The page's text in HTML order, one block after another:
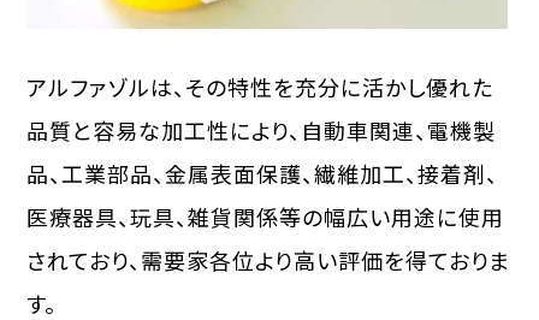
アルファゾルは、その特性を充分に活かし優れた
品質と容易な加工性により、自動車関連、電機製
品、工業部品、金属表面保護、繊維加工、接着剤、
医療器具、玩具、雑貨関係等の幅広い用途に使用
されており、需要家各位より高い評価を得ておりま
す。